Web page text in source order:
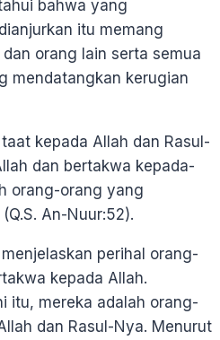
bahwa yang
itu memang
orang lain serta semua
mendatangkan kerugian
kepada Allah dan Rasul-
dan bertakwa kepada-
orang-orang yang
An-Nuur:52).
perihal orang-
kepada Allah.
itu, mereka adalah orang-
dan Rasul-Nya. Menurut